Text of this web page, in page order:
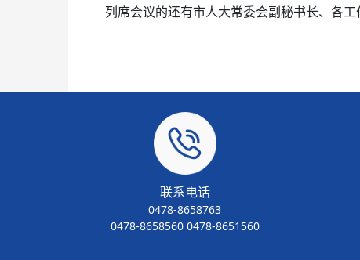
列席会议的还有市人大常委会副秘书长、各工
联系电话
0478-8658763
0478-8658560 0478-8651560